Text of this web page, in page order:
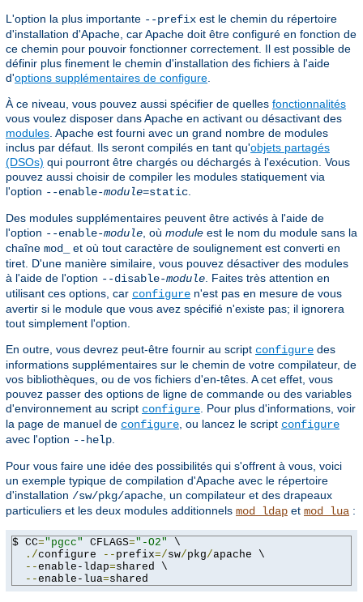
L'option la plus importante --prefix est le chemin du répertoire
d'installation d'Apache, car Apache doit être configuré en fonction de
ce chemin pour pouvoir fonctionner correctement. Il est possible de
définir plus finement le chemin d'installation des fichiers à l'aide
d'options supplémentaires de configure
À ce niveau, vous pouvez aussi spécifier de quelles fonctionnalités
vous voulez disposer dans Apache en activant ou désactivant des
modules . Apache est fourni avec un grand nombre de modules
inclus par défaut. Ils seront compilés en tant qu'objets partagés
(DSOs) qui pourront être chargés ou déchargés à l'exécution. Vous
pouvez aussi choisir de compiler les modules statiquement via
l'option --enable-module=static
Des modules supplémentaires peuvent être activés à l'aide de
l'option --enable-module , où module est le nom du module sans la
chaîne mod_
et où tout caractère de soulignement est converti en
tiret. D'une manière similaire, vous pouvez désactiver des modules
à l'aide de l'option --disable-module . Faites très attention en
utilisant ces options, car configure n'est pas en mesure de vous
avertir si le module que vous avez spécifié n'existe pas; il ignorera
tout simplement l'option.
En outre, vous devrez peut-être fournir au script configure des
informations supplémentaires sur le chemin de votre compilateur, de
vos bibliothèques, ou de vos fichiers d'en-têtes. A cet effet, vous
pouvez passer des options de ligne de commande ou des variables
d'environnement au script configure . Pour plus d'informations, voir
la page de manuel de configure , ou lancez le script configure
avec l'option --help
Pour vous faire une idée des possibilités qui s'offrent à vous, voici
un exemple typique de compilation d'Apache avec le répertoire
d'installation /sw/pkg/apache , un compilateur et des drapeaux
particuliers et les deux modules additionnels mod_ldap et mod_lua :
$ CC="pgcc" CFLAGS="-O2"
\
./configure -- prefix=/sw/pkg/apache \
--enable-ldap=shared \
--enable-lua=shared